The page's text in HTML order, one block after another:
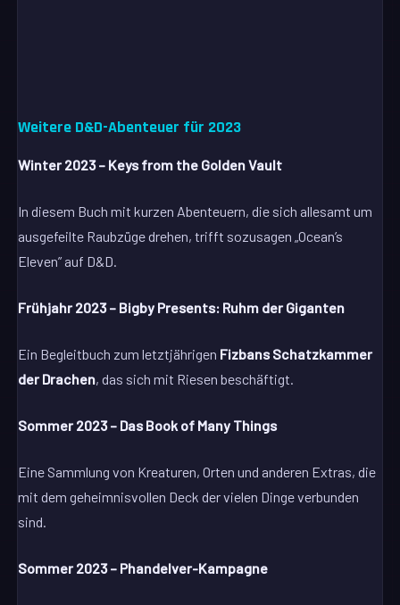
Weitere D&D-Abenteuer für 2023
Winter 2023 – Keys from the Golden Vault
In diesem Buch mit kurzen Abenteuern, die sich allesamt um
ausgefeilte Raubzüge drehen, trifft sozusagen „Ocean’s
Eleven” auf D&D.
Frühjahr 2023 – Bigby Presents: Ruhm der Giganten
Ein Begleitbuch zum letztjährigen Fizbans Schatzkammer
der Drachen, das sich mit Riesen beschäftigt.
Sommer 2023 – Das Book of Many Things
Eine Sammlung von Kreaturen, Orten und anderen Extras, die
mit dem geheimnisvollen Deck der vielen Dinge verbunden
sind.
Sommer 2023 – Phandelver-Kampagne